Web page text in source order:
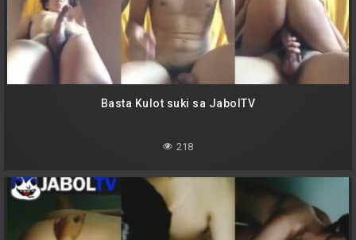
Basta Kulot suki sa JabolTV
218